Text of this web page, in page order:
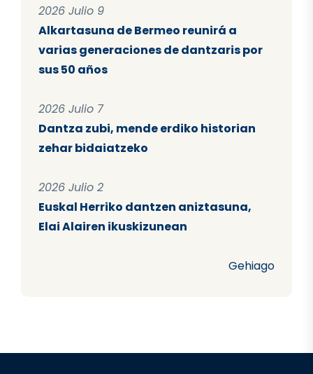
2026 Julio 9
Alkartasuna de Bermeo reunirá a
varias generaciones de dantzaris por
sus 50 años
2026 Julio 7
Dantza zubi, mende erdiko historian
zehar bidaiatzeko
2026 Julio 2
Euskal Herriko dantzen aniztasuna,
Elai Alairen ikuskizunean
Gehiago